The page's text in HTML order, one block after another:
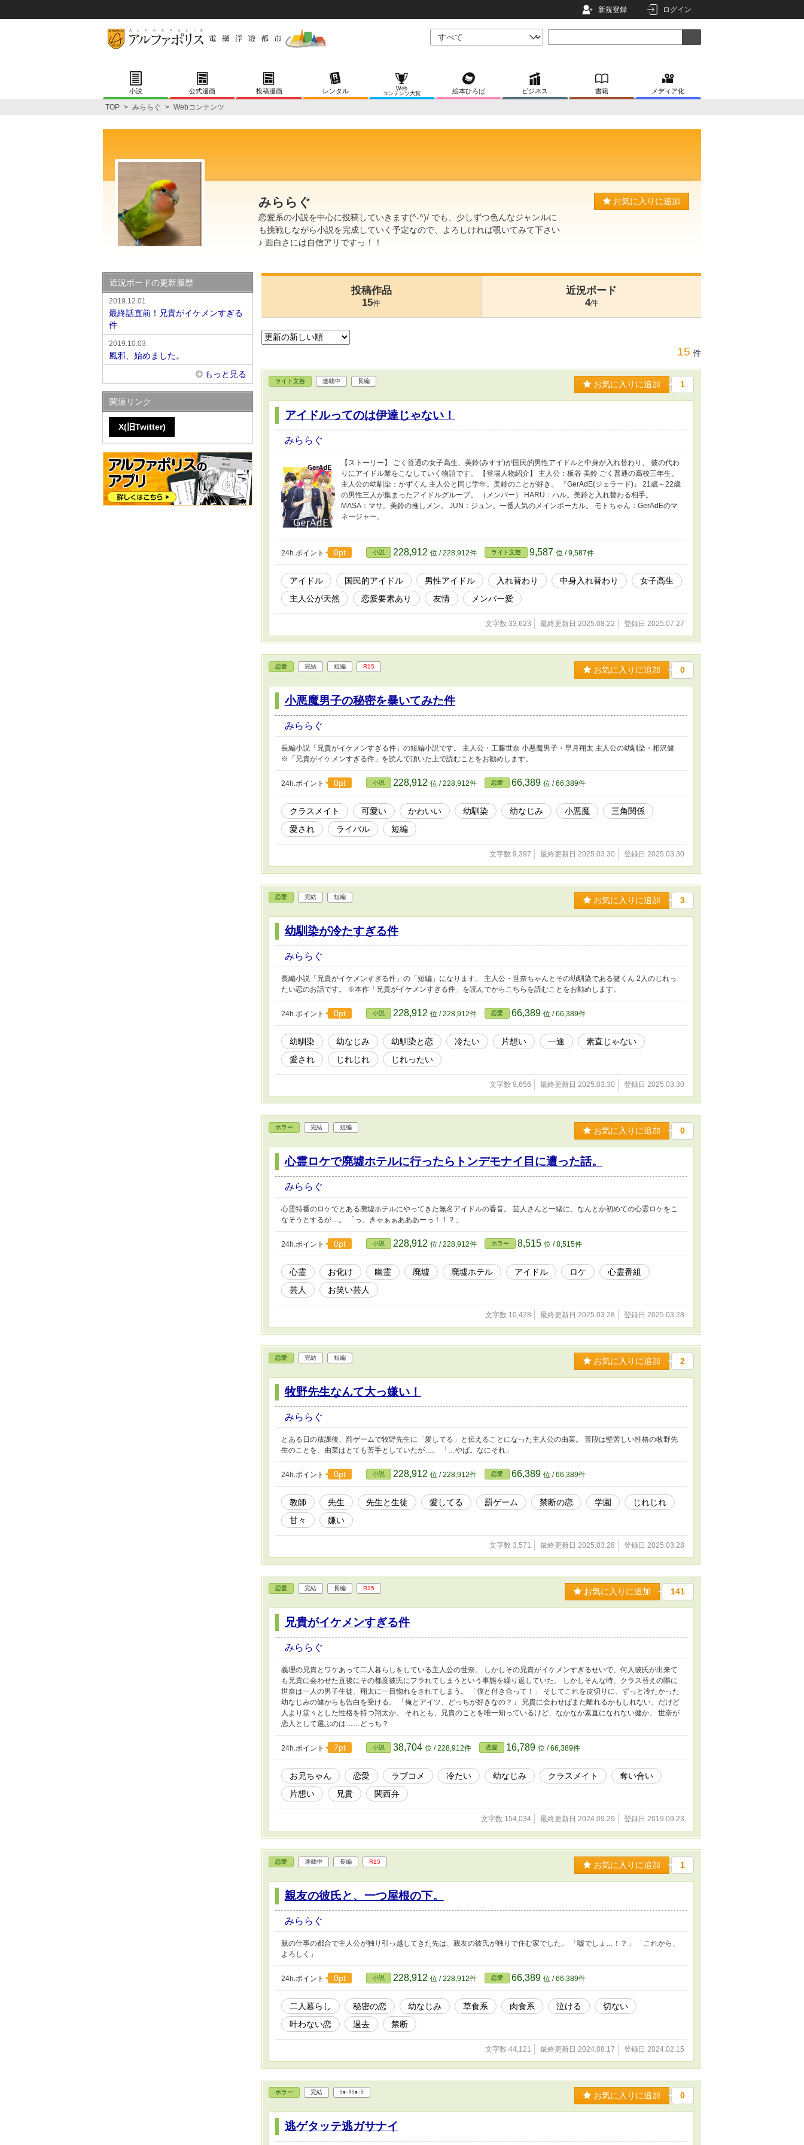
新規登録 ログイン
小説 公式漫画 投稿漫画 レンタル
Web
コンテンツ大賞
絵本ひろば ビジネス 書籍 メディア化
TOP > みららぐ > Webコンテンツ
みららぐ
恋愛系の小説を中心に投稿していきます(^-^)/ でも、少しずつ色んなジャンルに
も挑戦しながら小説を完成していく予定なので、よろしければ覗いてみて下さい
♪ 面白さには自信アリですっ！！
お気に入りに追加
投稿作品
15件
近況ボード
4件
15 件
ライト文芸 連載中 長編 お気に入りに追加 1
アイドルってのは伊達じゃない！
みららぐ
【ストーリー】 ごく普通の女子高生、美鈴(みすず)が国民的男性アイドルと中身が入れ替わり、 彼の代わ
りにアイドル業をこなしていく物語です。 【登場人物紹介】 主人公：板谷 美鈴 ごく普通の高校三年生。
主人公の幼馴染：かずくん 主人公と同じ学年。美鈴のことが好き。 『GerAdE(ジェラード)』 21歳～22歳
の男性三人が集まったアイドルグループ。 （メンバー） HARU：ハル。美鈴と入れ替わる相手。
MASA：マサ。美鈴の推しメン。 JUN：ジュン。一番人気のメインボーカル。 モトちゃん：GerAdEのマ
ネージャー。
24h.ポイント 0pt 小説 228,912 位 / 228,912件 ライト文芸 9,587 位 / 9,587件
アイドル 国民的アイドル 男性アイドル 入れ替わり 中身入れ替わり
女子高生
主人公が天然
恋愛要素あり 友情 メンバー愛
文字数 33,623 最終更新日 2025.08.22 登録日 2025.07.27
恋愛 完結 短編 R15 お気に入りに追加 0
小悪魔男子の秘密を暴いてみた件
みららぐ
長編小説「兄貴がイケメンすぎる件」の短編小説です。 主人公・工藤世奈 小悪魔男子・早月翔太 主人公の幼馴染・相沢健
※「兄貴がイケメンすぎる件」を読んで頂いた上で読むことをお勧めします。
24h.ポイント 0pt 小説 228,912 位 / 228,912件 恋愛 66,389 位 / 66,389件
クラスメイト 可愛い かわいい 幼馴染 幼なじみ 小悪魔
三角関係
愛され
ライバル 短編
文字数 9,397 最終更新日 2025.03.30 登録日 2025.03.30
恋愛 完結 短編 お気に入りに追加 3
幼馴染が冷たすぎる件
みららぐ
長編小説「兄貴がイケメンすぎる件」の「短編」になります。 主人公・世奈ちゃんとその幼馴染である健くん 2人のじれっ
たい恋のお話です。 ※本作「兄貴がイケメンすぎる件」を読んでからこちらを読むことをお勧めします。
24h.ポイント 0pt 小説 228,912 位 / 228,912件 恋愛 66,389 位 / 66,389件
幼馴染 幼なじみ 幼馴染と恋 冷たい 片想い 一途
素直じゃない
愛され
じれじれ じれったい
文字数 9,656 最終更新日 2025.03.30 登録日 2025.03.30
ホラー 完結 短編 お気に入りに追加 0
心霊ロケで廃墟ホテルに行ったらトンデモナイ目に遭った話。
みららぐ
心霊特番のロケでとある廃墟ホテルにやってきた無名アイドルの香音。 芸人さんと一緒に、なんとか初めての心霊ロケをこ
なそうとするが…。 「っ、きゃぁぁあああーっ！！？」
24h.ポイント 0pt 小説 228,912 位 / 228,912件 ホラー 8,515 位 / 8,515件
心霊 お化け 幽霊 廃墟 廃墟ホテル アイドル ロケ
心霊番組
芸人
お笑い芸人
文字数 10,428 最終更新日 2025.03.28 登録日 2025.03.28
恋愛 完結 短編 お気に入りに追加 2
牧野先生なんて大っ嫌い！
みららぐ
とある日の放課後、罰ゲームで牧野先生に「愛してる」と伝えることになった主人公の由菜。 普段は堅苦しい性格の牧野先
生のことを、由菜はとても苦手としていたが…。 「…やば。なにそれ」
24h.ポイント 0pt 小説 228,912 位 / 228,912件 恋愛 66,389 位 / 66,389件
教師 先生 先生と生徒 愛してる 罰ゲーム 禁断の恋 学園
じれじれ
甘々
嫌い
文字数 3,571 最終更新日 2025.03.28 登録日 2025.03.28
恋愛 完結 長編 R15 お気に入りに追加 141
兄貴がイケメンすぎる件
みららぐ
義理の兄貴とワケあって二人暮らしをしている主人公の世奈。 しかしその兄貴がイケメンすぎるせいで、何人彼氏が出来て
も兄貴に会わせた直後にその都度彼氏にフラれてしまうという事態を繰り返していた。 しかしそんな時、クラス替えの際に
世奈は一人の男子生徒、翔太に一目惚れをされてしまう。 「僕と付き合って！」 そしてこれを皮切りに、ずっと冷たかった
幼なじみの健からも告白を受ける。 「俺とアイツ、どっちが好きなの？」 兄貴に会わせばまた離れるかもしれない、だけど
人より堂々とした性格を持つ翔太か。 それとも、兄貴のことを唯一知っているけど、なかなか素直になれない健か。 世奈が
恋人として選ぶのは……どっち？
24h.ポイント 7pt 小説 38,704 位 / 228,912件 恋愛 16,789 位 / 66,389件
お兄ちゃん 恋愛 ラブコメ 冷たい 幼なじみ クラスメイト
奪い合い
片想い
兄貴 関西弁
文字数 154,034 最終更新日 2024.09.29 登録日 2019.09.23
恋愛 連載中 長編 R15 お気に入りに追加 1
親友の彼氏と、一つ屋根の下。
みららぐ
親の仕事の都合で主人公が独り引っ越してきた先は、親友の彼氏が独りで住む家でした。 「嘘でしょ…！？」 「これから、
よろしく」
24h.ポイント 0pt 小説 228,912 位 / 228,912件 恋愛 66,389 位 / 66,389件
二人暮らし 秘密の恋 幼なじみ 草食系 肉食系 泣ける
切ない
叶わない恋
過去 禁断
文字数 44,121 最終更新日 2024.08.17 登録日 2024.02.15
ホラー 完結 ｼｮｰﾄｼｮｰﾄ お気に入りに追加 0
逃ゲタッテ逃ガサナイ
近況ボードの更新履歴
2019.12.01
最終話直前！兄貴がイケメンすぎる
件
2019.10.03
風邪、始めました。
もっと見る
関連リンク
X(旧Twitter)